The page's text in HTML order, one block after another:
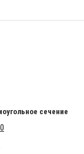
сечение